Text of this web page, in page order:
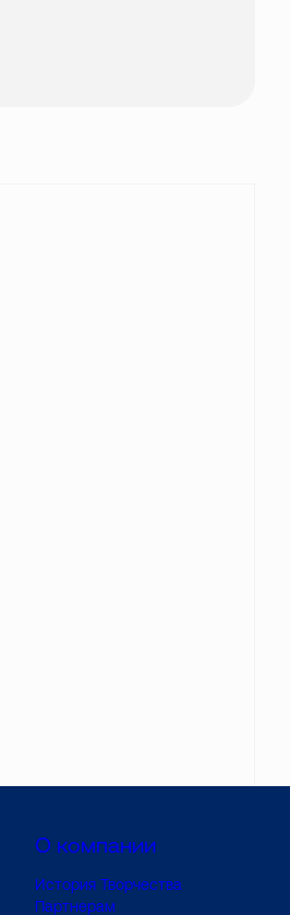
О компании
История Творчества
Партнерам